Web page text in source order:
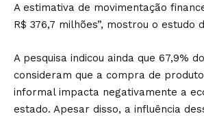
A estimativa de movimentação
R$ 376,7 milhões”, mostrou o estudo
A pesquisa indicou ainda que 67,9%
consideram que a compra de
informal impacta negativamente a
estado. Apesar disso, a influência